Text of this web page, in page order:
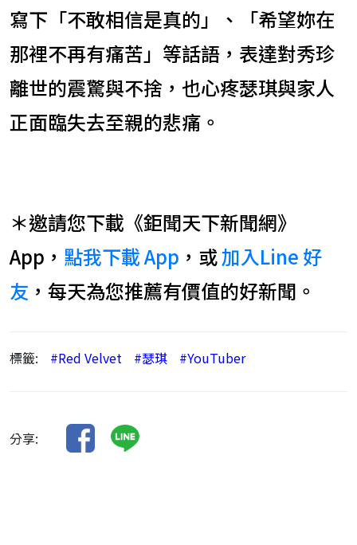
寫下「不敢相信是真的」、「希望妳在
那裡不再有痛苦」等話語，表達對秀珍
離世的震驚與不捨，也心疼瑟琪與家人
正面臨失去至親的悲痛。
＊邀請您下載《鉅聞天下新聞網》
App， 點我下載 App ，或加入Line 好
友 ，每天為您推薦有價值的好新聞。
標籤: #Red Velvet #瑟琪 #YouTuber
分享: